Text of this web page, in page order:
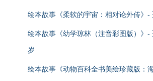
绘本故事《柔软的宇宙：相对论外传》-
绘本故事《幼学琼林（注音彩图版）》-
岁
绘本故事《动物百科全书美绘珍藏版：